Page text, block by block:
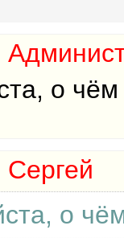
о
о